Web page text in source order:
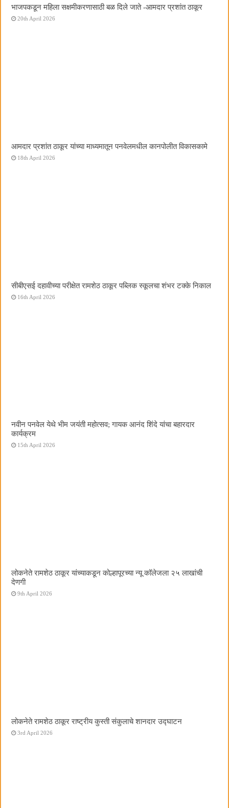
भाजपकडून महिला सक्षमीकरणासाठी बळ दिले जाते -आमदार प्रशांत ठाकूर
20th April 2026
आमदार प्रशांत ठाकूर यांच्या माध्यमातून पनवेलमधील कानपोलीत विकासकामे
18th April 2026
सीबीएसई दहावीच्या परीक्षेत रामशेठ ठाकूर पब्लिक स्कूलचा शंभर टक्के निकाल
16th April 2026
नवीन पनवेल येथे भीम जयंती महोत्सव; गायक आनंद शिंदे यांचा बहारदार
कार्यक्रम
15th April 2026
लोकनेते रामशेठ ठाकूर यांच्याकडून कोल्हापूरच्या न्यू कॉलेजला २५ लाखांची
देणगी
9th April 2026
लोकनेते रामशेठ ठाकूर राष्ट्रीय कुस्ती संकुलाचे शानदार उद्घाटन
3rd April 2026